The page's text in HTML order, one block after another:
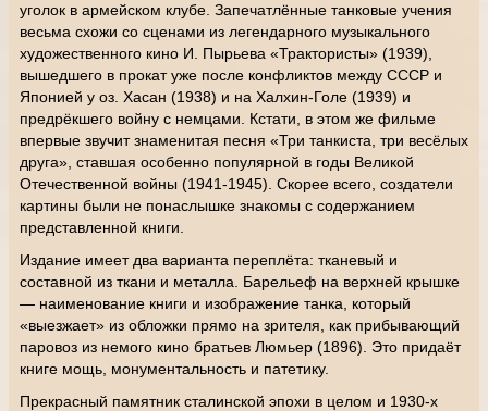
уголок в армейском клубе. Запечатлённые танковые учения
весьма схожи со сценами из легендарного музыкального
художественного кино И. Пырьева «Трактористы» (1939),
вышедшего в прокат уже после конфликтов между СССР и
Японией у оз. Хасан (1938) и на Халхин-Голе (1939) и
предрёкшего войну с немцами. Кстати, в этом же фильме
впервые звучит знаменитая песня «Три танкиста, три весёлых
друга», ставшая особенно популярной в годы Великой
Отечественной войны (1941-1945). Скорее всего, создатели
картины были не понаслышке знакомы с содержанием
представленной книги.
Издание имеет два варианта переплёта: тканевый и
составной из ткани и металла. Барельеф на верхней крышке
— наименование книги и изображение танка, который
«выезжает» из обложки прямо на зрителя, как прибывающий
паровоз из немого кино братьев Люмьер (1896). Это придаёт
книге мощь, монументальность и патетику.
Прекрасный памятник сталинской эпохи в целом и 1930-х